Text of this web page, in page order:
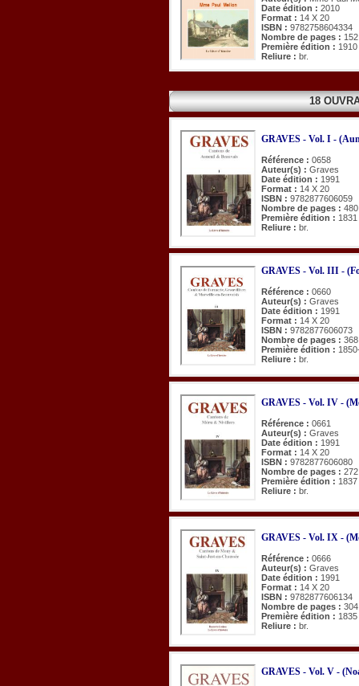
Date édition : 2010
Format : 14 X 20
ISBN : 9782758604334
Nombre de pages : 152
Première édition : 1910
Reliure : br.
18
GRAVES - Vol. I -
Référence : 0658
Auteur(s) : Graves
Date édition : 1991
Format : 14 X 20
ISBN : 9782877606059
Nombre de pages : 480
Première édition : 1831
Reliure : br.
GRAVES - Vol. III -
Référence : 0660
Auteur(s) : Graves
Date édition : 1991
Format : 14 X 20
ISBN : 9782877606073
Nombre de pages : 368
Première édition :
Reliure : br.
GRAVES - Vol. IV -
Référence : 0661
Auteur(s) : Graves
Date édition : 1991
Format : 14 X 20
ISBN : 9782877606080
Nombre de pages : 272
Première édition : 1837
Reliure : br.
GRAVES - Vol. IX -
Référence : 0666
Auteur(s) : Graves
Date édition : 1991
Format : 14 X 20
ISBN : 9782877606134
Nombre de pages : 304
Première édition : 1835
Reliure : br.
GRAVES - Vol. V -